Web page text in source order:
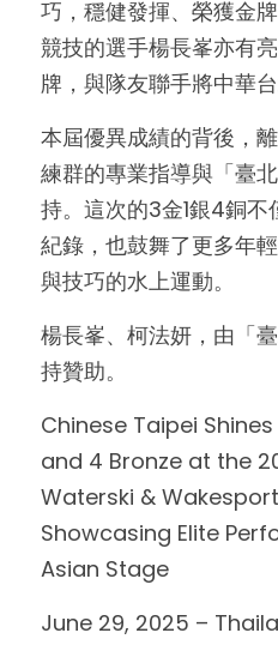
巧，穩健發揮、榮獲金
競技的選手楊長峯亦有
牌，與隊友聯手將中華
本屆優異成績的背後，
練群的專業指導與「臺
持。這次的3金1銀4銅
紀錄，也鼓舞了更多年
與技巧的水上運動。
楊長峯、柯法妍，由「
持贊助。
Chinese Taipei
and 4 Bronze at the
Waterski &
Showcasing Elite
Asian Stage
June 29, 2025 –